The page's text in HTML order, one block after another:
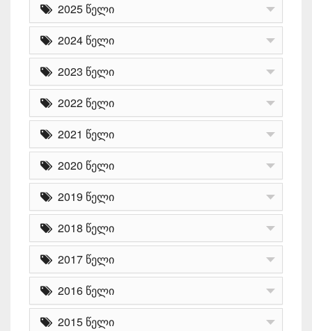
2025 წელი
2024 წელი
2023 წელი
2022 წელი
2021 წელი
2020 წელი
2019 წელი
2018 წელი
2017 წელი
2016 წელი
2015 წელი